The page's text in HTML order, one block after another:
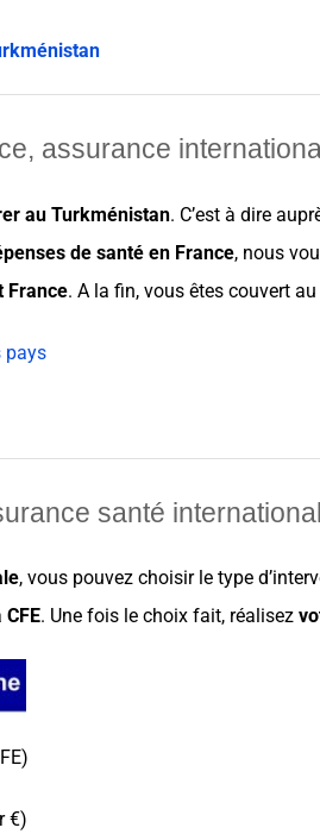
assurance
au Turkménistan. C’est à dire
de santé en France, nous
France. A la fin, vous êtes couvert au
pays
santé
, vous pouvez choisirle type
CFE. Une fois le choix fait, réalisez
)
€)